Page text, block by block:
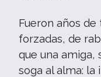
Fueron años
forzadas, de
que una amiga,
soga al alma: la